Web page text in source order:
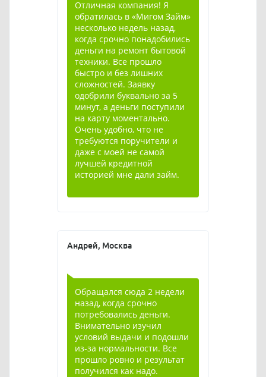
Отличная компания! Я
обратилась в «Мигом Займ»
несколько недель назад,
когда срочно понадобились
деньги на ремонт бытовой
техники. Все прошло
быстро и без лишних
сложностей. Заявку
одобрили буквально за 5
минут, а деньги поступили
на карту моментально.
Очень удобно, что не
требуются поручители и
даже с моей не самой
лучшей кредитной
историей мне дали займ.
Андрей, Москва
Обращался сюда 2 недели
назад, когда срочно
потребовались деньги.
Внимательно изучил
условий выдачи и подошли
из-за нормальности. Все
прошло ровно и результат
получился как надо.